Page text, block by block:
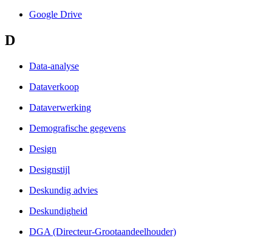
Google Drive
D
Data-analyse
Dataverkoop
Dataverwerking
Demografische gegevens
Design
Designstijl
Deskundig advies
Deskundigheid
DGA (Directeur-Grootaandeelhouder)